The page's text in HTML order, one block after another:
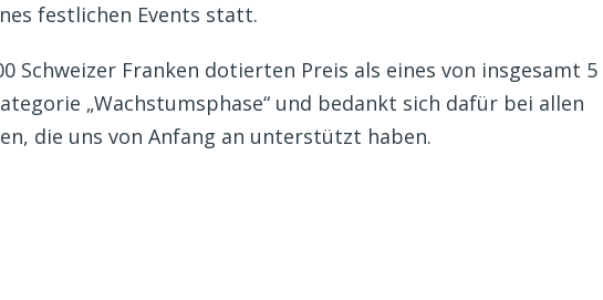
festlichen Events statt.
Schweizer Franken dotierten Preis als eines von insgesamt 5
„Wachstumsphase“ und bedankt sich dafür bei allen
die uns von Anfang an unterstützt haben.